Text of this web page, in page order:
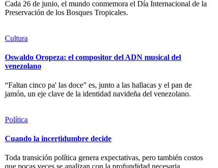
Cada 26 de junio, el mundo conmemora el Día Internacional de la
Preservación de los Bosques Tropicales.
Cultura
Oswaldo Oropeza: el compositor del ADN musical del
venezolano
“Faltan cinco pa' las doce” es, junto a las hallacas y el pan de
jamón, un eje clave de la identidad navideña del venezolano.
Política
Cuando la incertidumbre decide
Toda transición política genera expectativas, pero también costos